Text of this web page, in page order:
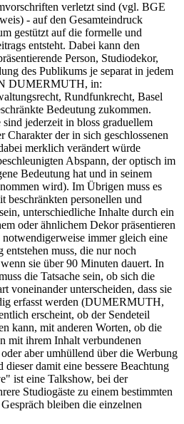
verletzt sind (vgl. BGE
- auf den Gesamteindruck
gestützt auf die formelle und
entsteht. Dabei kann den
Person, Studiodekor,
des Publikums je separat in jedem
DUMERMUTH, in:
Rundfunkrecht, Basel
Bedeutung zukommen.
jederzeit in bloss graduellem
Charakter der in sich geschlossenen
merklich verändert würde
Abspann, der optisch im
Bedeutung hat und in seinem
wird). Im Übrigen muss es
beschränkten personellen und
unterschiedliche Inhalte durch ein
oder ähnlichem Dekor präsentieren
notwendigerweise immer gleich eine
entstehen muss, die nur noch
sie über 90 Minuten dauert. In
die Tatsache sein, ob sich die
voneinander unterscheiden, dass sie
erfasst werden (DUMERMUTH,
erscheint, ob der Sendeteil
kann, mit anderen Worten, ob die
mit ihrem Inhalt verbundenen
aber umhüllend über die Werbung
damit eine bessere Beachtung
ist eine Talkshow, bei der
Studiogäste zu einem bestimmten
bleiben die einzelnen